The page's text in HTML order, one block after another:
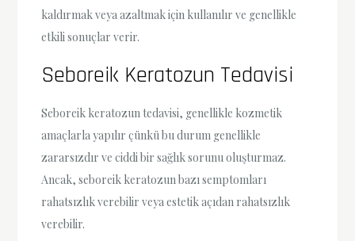
kaldırmak veya azaltmak için kullanılır ve genellikle
etkili sonuçlar verir.
Seboreik Keratozun Tedavisi
Seboreik keratozun tedavisi, genellikle kozmetik
amaçlarla yapılır çünkü bu durum genellikle
zararsızdır ve ciddi bir sağlık sorunu oluşturmaz.
Ancak, seboreik keratozun bazı semptomları
rahatsızlık verebilir veya estetik açıdan rahatsızlık
verebilir.